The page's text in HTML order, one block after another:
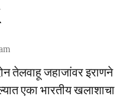
तेलवाहू जहाजांवर इराणने
एका भारतीय खलाशाचा